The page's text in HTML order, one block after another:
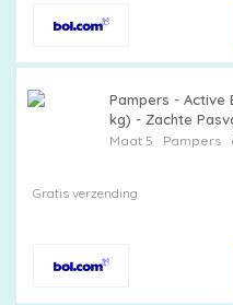
Billendoekjes
Merken
vergelijken
Pampers - Active
kg) - Zachte
Maat 5 Pampers
Gratis verzending